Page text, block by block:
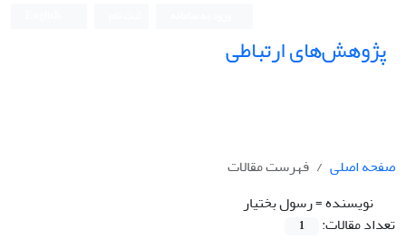
پژوهش‌های ارتباطی
صفحه اصلی
فهرست مقالات
نویسنده =رسول بختیار
تعداد مقالات:
1